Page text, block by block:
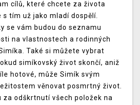
cílů, které chcete za života
tím už jako mladí dospělí.
se vám budou do seznamu
na vlastnostech a rodinných
Také si můžete vybrat
simíkovský život skončí, aniž
hotové, může Simík svým
věnovat posmrtný život.
za odškrtnutí všech položek na